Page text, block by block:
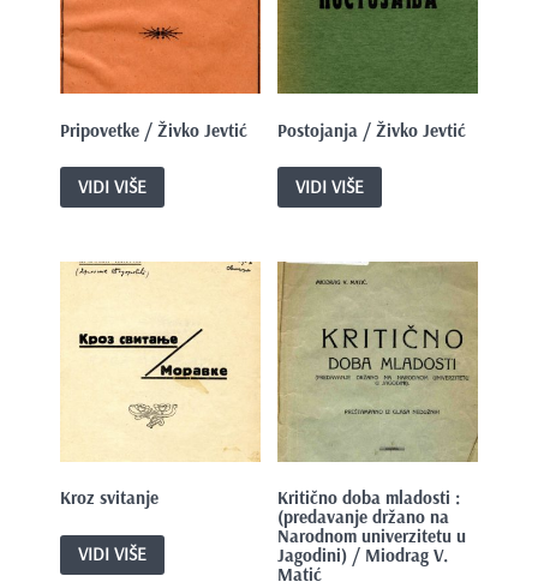
Pripovetke / Živko Jevtić
VIDI VIŠE
Postojanja / Živko Jevtić
VIDI VIŠE
Kroz svitanje
VIDI VIŠE
Kritično doba mladosti :
(predavanje držano na
Narodnom univerzitetu u
Jagodini) / Miodrag V.
Matić